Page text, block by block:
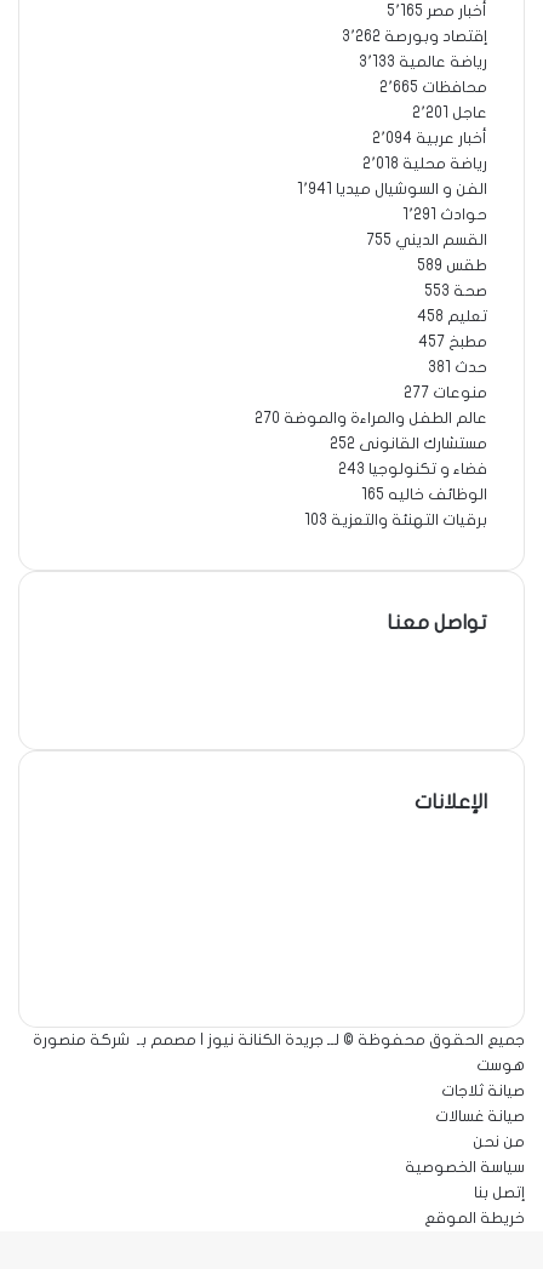
أخبار مصر 5٬165
إقتصاد وبورصة 3٬262
رياضة عالمية 3٬133
محافظات 2٬665
عاجل 2٬201
أخبار عربية 2٬094
رياضة محلية 2٬018
الفن و السوشيال ميديا 1٬941
حوادث 1٬291
القسم الديني 755
طقس 589
صحة 553
تعليم 458
مطبخ 457
حدث 381
منوعات 277
عالم الطفل والمراءة والموضة 270
مستشارك القانونى 252
فضاء و تكنولوجيا 243
الوظائف خاليه 165
برقيات التهنئة والتعزية 103
تواصل معنا
الإعلانات
جميع الحقوق محفوظة © لــ جريدة الكنانة نيوز | مصمم بـ شركة منصورة
هوست
صيانة ثلاجات
صيانة غسالات
من نحن
سياسة الخصوصية
إتصل بنا
خريطة الموقع